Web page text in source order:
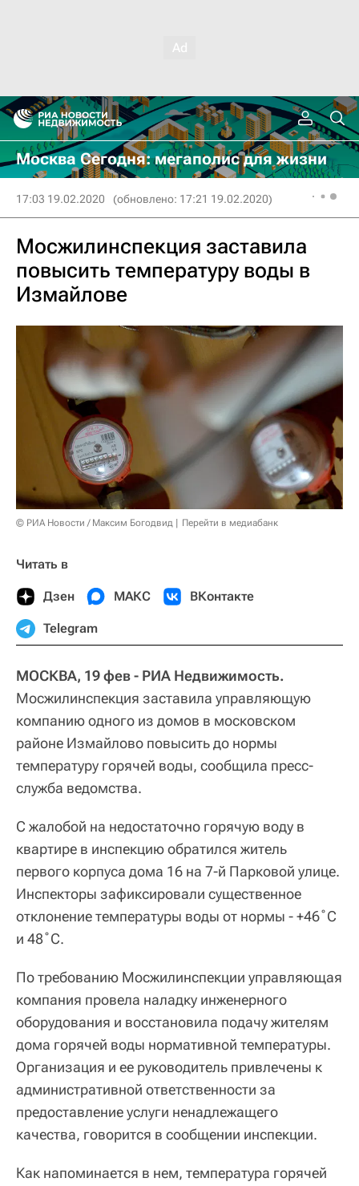
Москва Сегодня: мегаполис для жизни
17:03 19.02.2020 (обновлено: 17:21 19.02.2020)
Мосжилинспекция заставила
повысить температуру воды в
Измайлове
© РИА Новости / Максим Богодвид Перейти в медиабанк
Читать в
Дзен МАКС ВКонтакте
Telegram
МОСКВА, 19 фев - РИА Недвижимость.
Мосжилинспекция заставила управляющую
компанию одного из домов в московском
районе Измайлово повысить до нормы
температуру горячей воды, сообщила пресс-
служба ведомства.
С жалобой на недостаточно горячую воду в
квартире в инспекцию обратился житель
первого корпуса дома 16 на 7-й Парковой улице.
Инспекторы зафиксировали существенное
отклонение температуры воды от нормы - +46˚С
и 48˚С.
По требованию Мосжилинспекции управляющая
компания провела наладку инженерного
оборудования и восстановила подачу жителям
дома горячей воды нормативной температуры.
Организация и ее руководитель привлечены к
административной ответственности за
предоставление услуги ненадлежащего
качества, говорится в сообщении инспекции.
Как напоминается в нем, температура горячей